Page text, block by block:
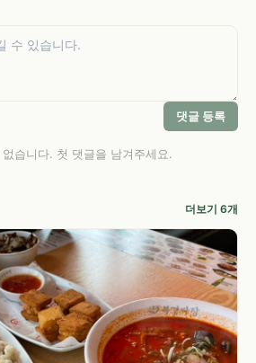
댓글 등록
습니다. 첫 댓글을 남겨주세요.
더보기 6개